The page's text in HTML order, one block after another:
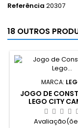
Referência 20307
18 OUTROS
MARCA:
JOGO DE
LEGO CITY
BOMBEIROS COM